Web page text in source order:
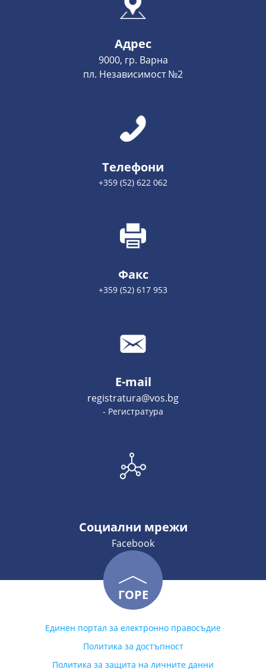
Адрес
9000, гр. Варна
пл. Независимост №2
Телефони
+359 (52) 622 062
Факс
+359 (52) 617 953
E-mail
registratura@vos.bg
- Регистратура
Социални мрежи
Facebook
ГОРЕ
Единен портал за електронно правосъдие
Политика за достъпност
Политика за защита на личните данни